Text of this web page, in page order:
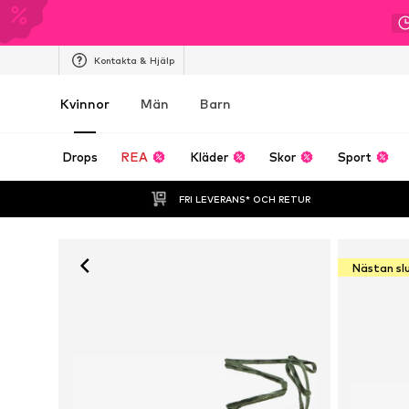
Kontakta & Hjälp
Kvinnor Män Barn
Drops REA Kläder Skor Sport
FRI LEVERANS* OCH RETUR
Nästan